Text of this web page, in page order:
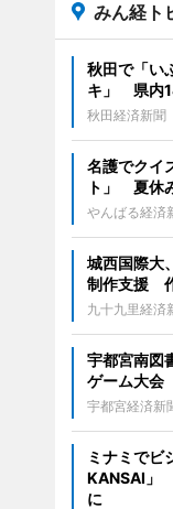
みん経ト
秋田で「い
キ」 県内
秋田経済新聞
名護でクイ
ト」 夏休
やんばる経済
城西国際大
制作支援
九十九里経済
宇都宮南図
ゲーム大
宇都宮経済新
ミナミでビ
KANSAI」
に